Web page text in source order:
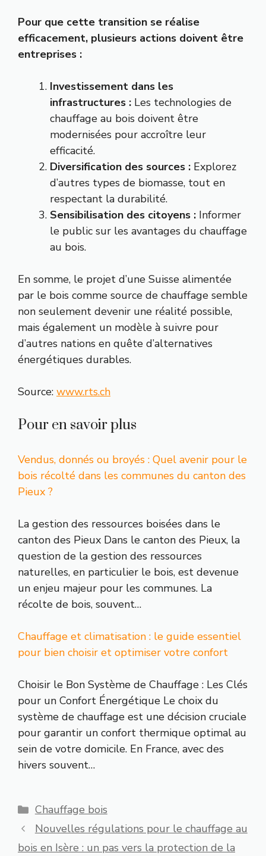
Pour que cette transition se réalise
efficacement, plusieurs actions doivent être
entreprises :
Investissement dans les
infrastructures : Les technologies de
chauffage au bois doivent être
modernisées pour accroître leur
efficacité.
Diversification des sources : Explorez
d’autres types de biomasse, tout en
respectant la durabilité.
Sensibilisation des citoyens : Informer
le public sur les avantages du chauffage
au bois.
En somme, le projet d’une Suisse alimentée
par le bois comme source de chauffage semble
non seulement devenir une réalité possible,
mais également un modèle à suivre pour
d’autres nations en quête d’alternatives
énergétiques durables.
Source: www.rts.ch
Pour en savoir plus
Vendus, donnés ou broyés : Quel avenir pour le
bois récolté dans les communes du canton des
Pieux ?
La gestion des ressources boisées dans le
canton des Pieux Dans le canton des Pieux, la
question de la gestion des ressources
naturelles, en particulier le bois, est devenue
un enjeu majeur pour les communes. La
récolte de bois, souvent…
Chauffage et climatisation : le guide essentiel
pour bien choisir et optimiser votre confort
Choisir le Bon Système de Chauffage : Les Clés
pour un Confort Énergétique Le choix du
système de chauffage est une décision cruciale
pour garantir un confort thermique optimal au
sein de votre domicile. En France, avec des
hivers souvent…
Catégories
Chauffage bois
Nouvelles régulations pour le chauffage au
bois en Isère : un pas vers la protection de la